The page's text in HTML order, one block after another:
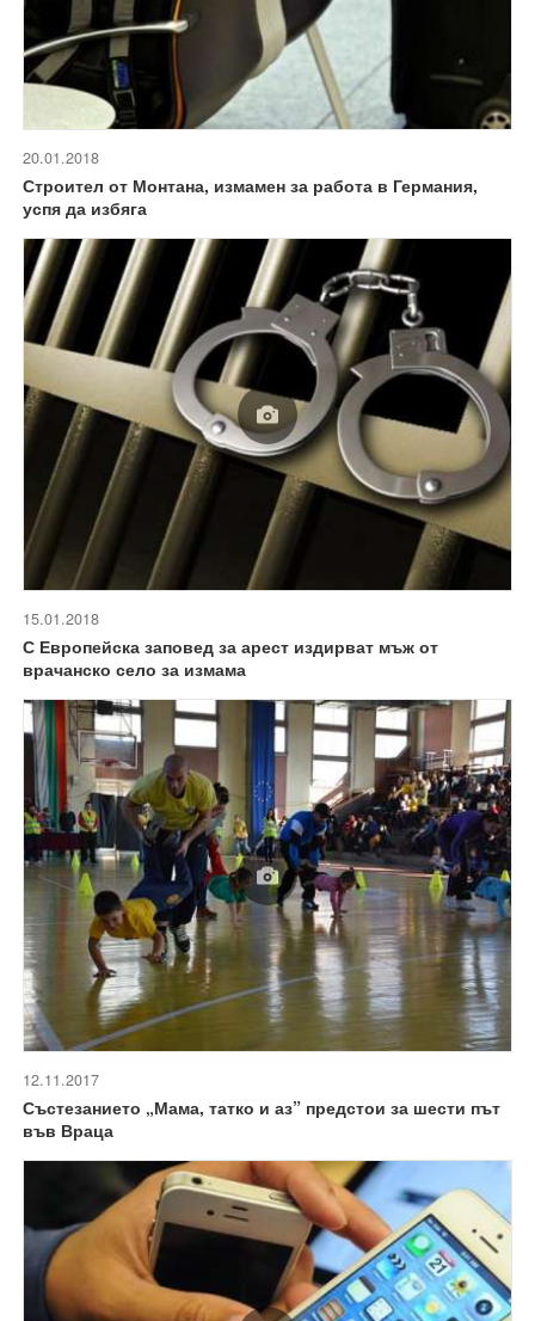
20.01.2018
Строител от Монтана, измамен за работа в Германия,
успя да избяга
15.01.2018
С Европейска заповед за арест издирват мъж от
врачанско село за измама
12.11.2017
Състезанието „Мама, татко и аз” предстои за шести път
във Враца